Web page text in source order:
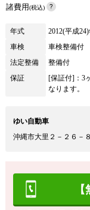
諸費用(税込)
年式 2012(平成
車検
車検整備付
法定整備
整備付
保証
[保証付]：3
なります。
ゆい自動車
沖縄市大里２－２６－８